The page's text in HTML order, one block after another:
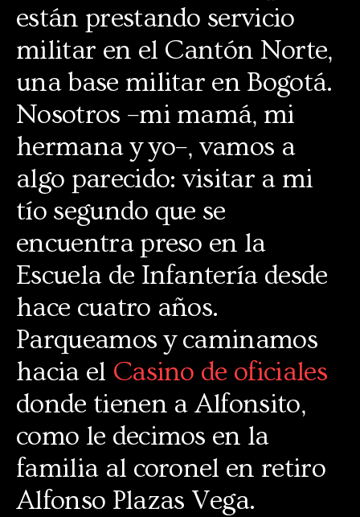
están prestando servicio
militar en el Cantón Norte,
una base militar en Bogotá.
Nosotros –mi mamá, mi
hermana y yo–, vamos a
algo parecido: visitar a mi
tío segundo que se
encuentra preso en la
Escuela de Infantería desde
hace cuatro años.
Parqueamos y caminamos
hacia el Casino de oficiales
donde tienen a Alfonsito,
como le decimos en la
familia al coronel en retiro
Alfonso Plazas Vega.